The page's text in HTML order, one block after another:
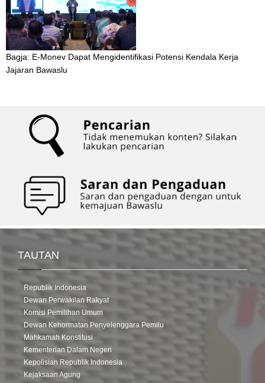
Bagja: E-Monev Dapat Mengidentifikasi Potensi Kendala Kerja
Jajaran Bawaslu
TAUTAN
Republik Indonesia
Dewan Perwakilan Rakyat
Komisi Pemilihan Umum
Dewan Kehormatan Penyelenggara Pemilu
Mahkamah Konstitusi
Kementerian Dalam Negeri
Kepolisian Republik Indonesia
Kejaksaan Agung